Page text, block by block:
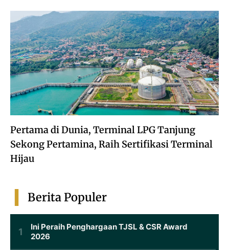
Pertama di Dunia, Terminal LPG Tanjung
Sekong Pertamina, Raih Sertifikasi Terminal
Hijau
Berita Populer